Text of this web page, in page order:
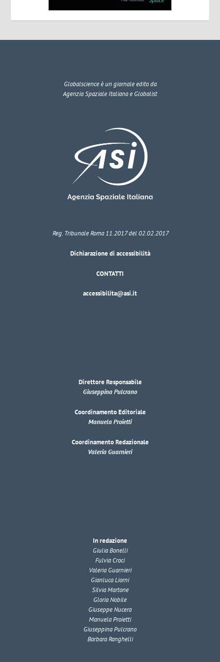
Globalscienceè un giornale edito da
Agenzia Spaziale Italiana e Globalist
Reg. Tribunale Roma 11.2017 del 02.02.2017
Dichiarazione di accessibilità
CONTATTI
accessibilita@asi.it
Direttore Responsabile
Giuseppina Pulcrano
Coordinamento Editoriale
Manuela Proietti
Coordinamento Redazionale
Valeria Guarnieri
In redazione
Giulia Bonelli
Fulvia Croci
Valeria Guarnieri
Gianluca Liorni
Silvia Martone
Gloria Nobile
Giuseppe Nucera
Manuela Proietti
Giuseppina Pulcrano
Barbara Ranghelli